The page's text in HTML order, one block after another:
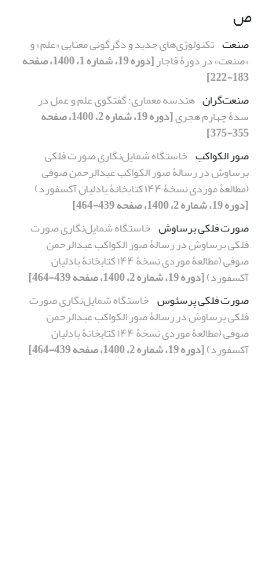
ص
صنعت تکنولوژی‌های جدید و دگرگونی معنایی «علم» و
«صنعت» در دورۀ قاجار [دوره 19، شماره 1، 1400، صفحه
183-222]
صنعت‌گران هندسه معماری: گفتگوی علم و عمل در
سدۀ چهارم هجری [دوره 19، شماره 2، 1400، صفحه
355-375]
صور الکواکب خاستگاه شمایل‌‌نگاری صورت فلکی
برساوش در رسالۀ صور الکواکب عبدالرحمن صوفی
(مطالعۀ موردی نسخۀ ۱۴۴ کتابخانۀ بادلیان آکسفورد)
[دوره 19، شماره 2، 1400، صفحه 439-464]
صورت فلکی برساوش خاستگاه شمایل‌‌نگاری صورت
فلکی برساوش در رسالۀ صور الکواکب عبدالرحمن
صوفی (مطالعۀ موردی نسخۀ ۱۴۴ کتابخانۀ بادلیان
آکسفورد)[دوره 19، شماره 2، 1400، صفحه 439-464]
صورت فلکی پرسئوس خاستگاه شمایل‌‌نگاری صورت
فلکی برساوش در رسالۀ صور الکواکب عبدالرحمن
صوفی (مطالعۀ موردی نسخۀ ۱۴۴ کتابخانۀ بادلیان
آکسفورد)[دوره 19، شماره 2، 1400، صفحه 439-464]